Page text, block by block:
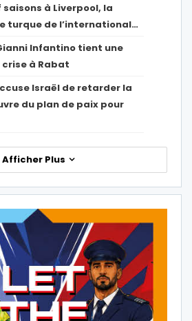
saisons à Liverpool, la
turque de l’international…
Infantino tient une
crise à Rabat
Israël de retarder la
du plan de paix pour
Afficher Plus